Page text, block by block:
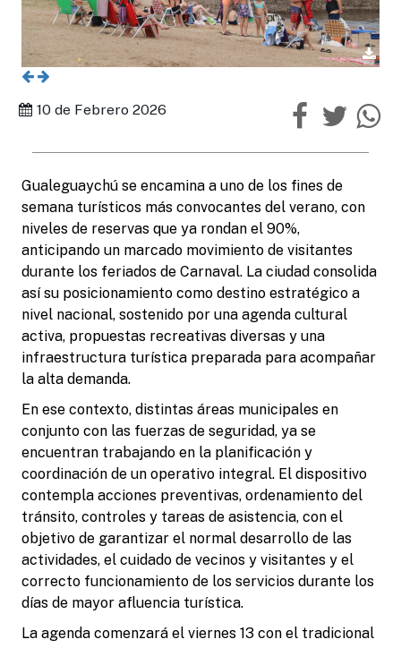
10 de Febrero 2026
Gualeguaychú se encamina a uno de los fines de
semana turísticos más convocantes del verano, con
niveles de reservas que ya rondan el 90%,
anticipando un marcado movimiento de visitantes
durante los feriados de Carnaval. La ciudad consolida
así su posicionamiento como destino estratégico a
nivel nacional, sostenido por una agenda cultural
activa, propuestas recreativas diversas y una
infraestructura turística preparada para acompañar
la alta demanda.
En ese contexto, distintas áreas municipales en
conjunto con las fuerzas de seguridad, ya se
encuentran trabajando en la planificación y
coordinación de un operativo integral. El dispositivo
contempla acciones preventivas, ordenamiento del
tránsito, controles y tareas de asistencia, con el
objetivo de garantizar el normal desarrollo de las
actividades, el cuidado de vecinos y visitantes y el
correcto funcionamiento de los servicios durante los
días de mayor afluencia turística.
La agenda comenzará el viernes 13 con el tradicional